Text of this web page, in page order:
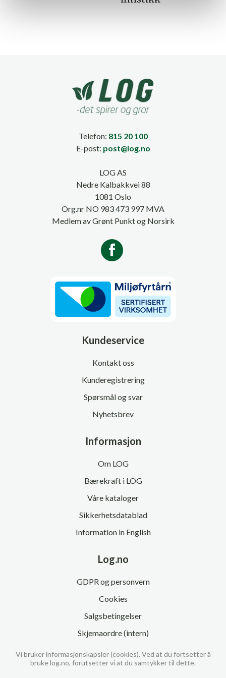
Telefon: 815 20 100
E-post: post@log.no
LOG AS
Nedre Kalbakkvei 88
1081 Oslo
Org.nr NO 983 473 997 MVA
Medlem av Grønt Punkt og Norsirk
Kundeservice
Kontakt oss
Kunderegistrering
Spørsmål og svar
Nyhetsbrev
Informasjon
Om LOG
Bærekraft i LOG
Våre kataloger
Sikkerhetsdatablad
Information in English
Log.no
GDPR og personvern
Cookies
Salgsbetingelser
Skjemaordre (intern)
Vi bruker informasjonskapsler (cookies). Ved at du fortsetter å
bruke log.no, forutsetter vi at du samtykker til dette.